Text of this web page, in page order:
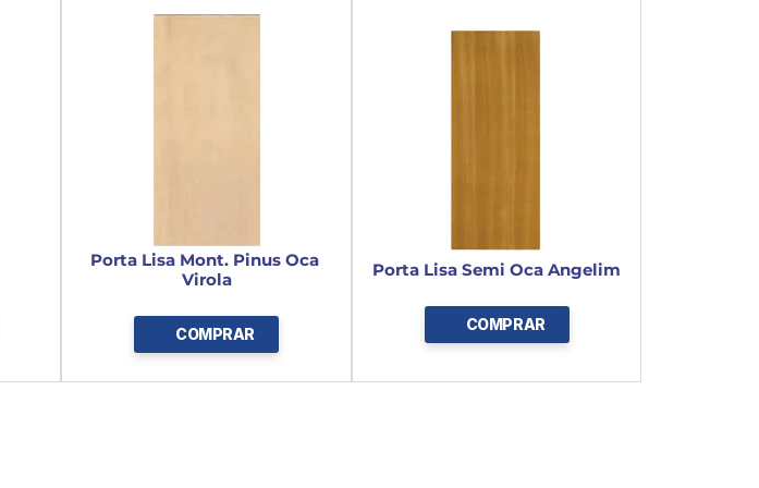
Porta Lisa Mont. Pinus Oca
Virola
COMPRAR
Porta Lisa Semi Oca Angelim
COMPRAR